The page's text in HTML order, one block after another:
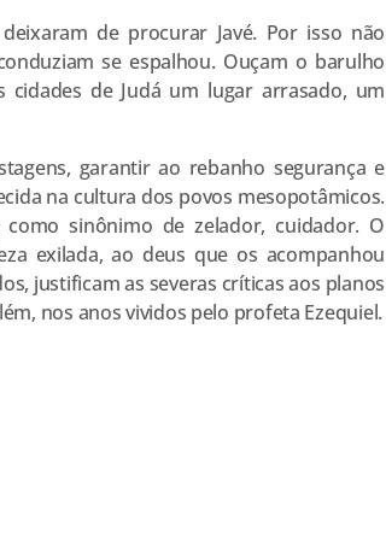
de procurar Javé. Por isso não
se espalhou. Ouçam o barulho
de Judá um lugar arrasado, um
garantir ao rebanho segurança e
na cultura dos povos mesopotâmicos.
sinônimo de zelador, cuidador. O
exilada, ao deus que os acompanhou
justificam as severas críticas aos planos
nos anos vividos pelo profeta Ezequiel.